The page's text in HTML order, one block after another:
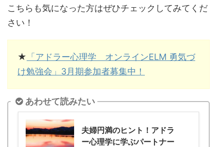
こちらも気になった方はぜひチェックしてみてくだ
さい！
★ 「アドラー心理学 オンラインELM 勇気づ
け勉強会」3月期参加者募集中！
あわせて読みたい
夫婦円満のヒント！アドラ
ー心理学に学ぶパートナー